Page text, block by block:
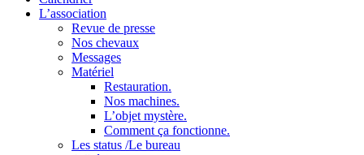
L’association
Revue de presse
Nos chevaux
Messages
Matériel
Restauration.
Nos machines.
L’objet mystère.
Comment ça fonctionne.
Les status /Le bureau